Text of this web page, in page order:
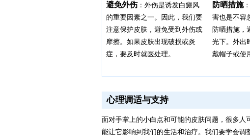
避免外伤：外伤是诱发白癜风
的重要因素之一。因此，我们要
注意保护皮肤，避免受到外伤或
摩擦。如果皮肤出现破损或炎
症，要及时就医处理。
防晒措施
害也是不容
防晒措施，
光下。外出
戴帽子或使
心理调适与支持
面对手掌上的小白点和可能的皮肤问题，很多
能让它影响到我们的生活和治疗。我们要学会